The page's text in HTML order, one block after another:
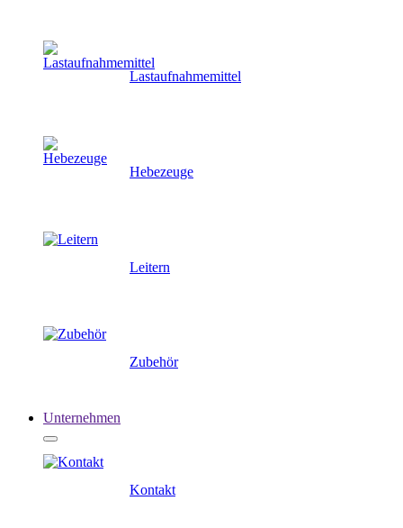
Lastaufnahmemittel
Hebezeuge
Leitern
Zubehör
Unternehmen
Kontakt